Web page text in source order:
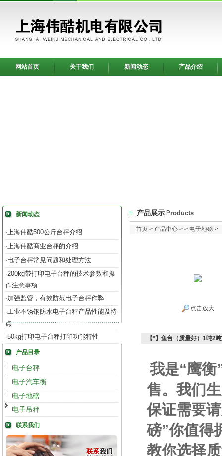
网站首页 关于我们 新闻动态 产品介绍
新闻动态
·上海伟酷500公斤台秤介绍
·上海伟酷商业台秤的介绍
·电子台秤常见问题和处理方法
·200kg带打印电子台秤的技术参数和操
作注意事项
·加强监管，有效防范电子台秤作弊
·工业不锈钢防水电子台秤产品性能及特
点
·50kg打印电子台秤打印功能特性
产品目录
电子台秤
电子汽车衡
电子地磅
电子吊秤
联系我们
产品展示 Products
首页 > 产品中心 > > 电子地磅 >
点击放大
【*】鱼台（质量好）1吨2
我是“鹰衡
售。我们
保证需要
磅”你值得
教你选择